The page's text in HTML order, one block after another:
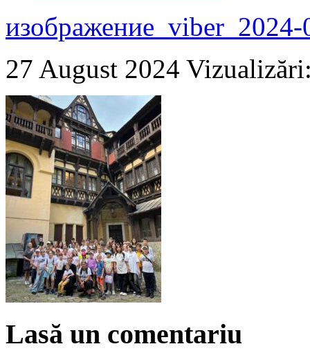
27 August 2024
Lasă un comentariu